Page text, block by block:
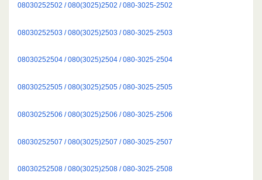
08030252502 / 080(3025)2502 / 080-3025-2502
08030252503 / 080(3025)2503 / 080-3025-2503
08030252504 / 080(3025)2504 / 080-3025-2504
08030252505 / 080(3025)2505 / 080-3025-2505
08030252506 / 080(3025)2506 / 080-3025-2506
08030252507 / 080(3025)2507 / 080-3025-2507
08030252508 / 080(3025)2508 / 080-3025-2508